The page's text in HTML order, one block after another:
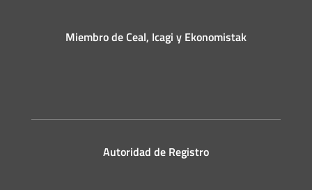
Miembro de Ceal, Icagi y Ekonomistak
Autoridad de Registro